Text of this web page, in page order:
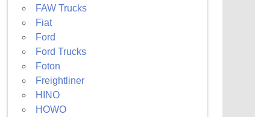
FAW Trucks
Fiat
Ford
Ford Trucks
Foton
Freightliner
HINO
HOWO